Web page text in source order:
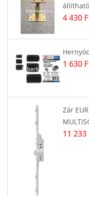
4 430
1 630
Zár
11 233